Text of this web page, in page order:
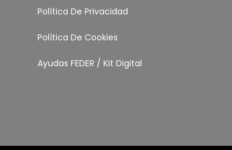
Política De Privacidad
Política De Cookies
Ayudas FEDER / Kit Digital